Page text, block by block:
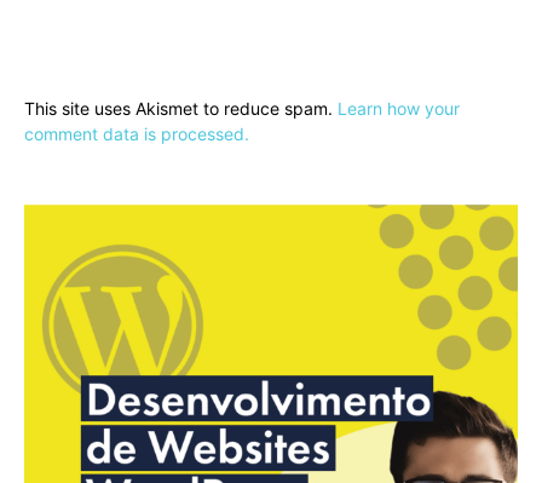
This site uses Akismet to reduce spam. Learn how your
comment data is processed.